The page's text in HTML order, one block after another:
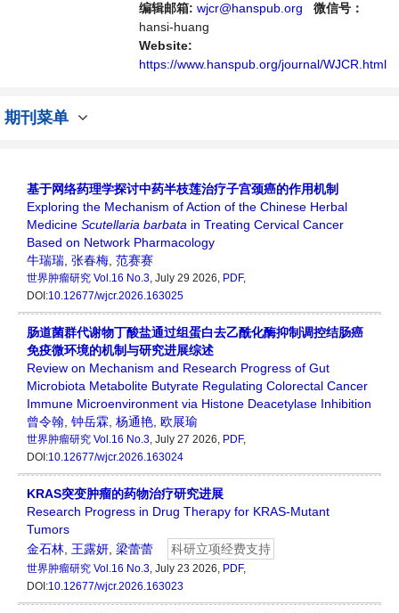
术，集学术性、思想性为一体，旨在给世界范
围内的科学家、学者、科研人员提供一个传
播、分享和讨论肿瘤研究领域内不同方向问题
与发展的交流平台。
编辑邮箱: wjcr@hanspub.org
微信号：
hansi-huang
Website:
https://www.hanspub.org/journal/WJCR.html
期刊菜单
基于网络药理学探讨中药半枝莲治疗子宫颈癌的作用机制
Exploring the Mechanism of Action of the Chinese Herbal
Medicine Scutellaria barbata in Treating Cervical Cancer
Based on Network Pharmacology
牛瑞瑞 张春梅 范赛赛
世界肿瘤研究 Vol.16 No.3, July 29 2026, PDF,
DOI:10.12677/wjcr.2026.163025
肠道菌群代谢物丁酸盐通过组蛋白去乙酰化酶抑制调控结肠癌
免疫微环境的机制与研究进展综述
Review on Mechanism and Research Progress of Gut
Microbiota Metabolite Butyrate Regulating Colorectal Cancer
Immune Microenvironment via Histone Deacetylase Inhibition
曾令翰 钟岳霖 杨通艳 欧展瑜
世界肿瘤研究 Vol.16 No.3, July 27 2026, PDF,
DOI:10.12677/wjcr.2026.163024
KRAS突变肿瘤的药物治疗研究进展
Research Progress in Drug Therapy for KRAS-Mutant
Tumors
金石林 王露妍 梁蕾蕾 科研立项经费支持
世界肿瘤研究 Vol.16 No.3, July 23 2026, PDF,
DOI:10.12677/wjcr.2026.163023